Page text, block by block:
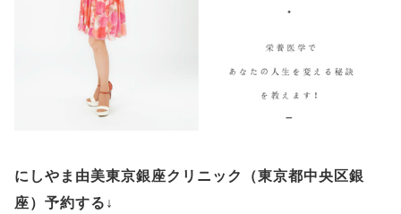
にしやま由美東京銀座クリニック（東京都中央区銀
座）予約する ↓